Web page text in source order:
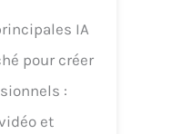
IA
pour créer
:
et